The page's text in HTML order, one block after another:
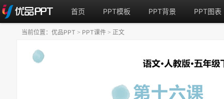
首页 PPT模板 PPT背景 PPT图表
当前位置： 优品PPT > PPT课件 > 正文